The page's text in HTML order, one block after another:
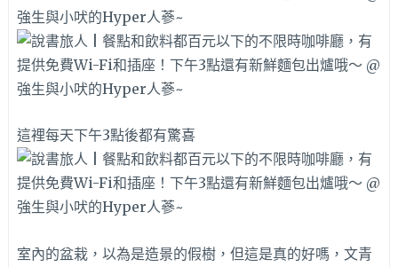
這裡每天下午3點後都有驚喜
室內的盆栽，以為是造景的假樹，但這是真的好嗎，文青